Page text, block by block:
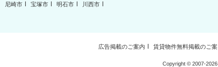
尼崎市
宝塚市 明石市 川西市
広告掲載のご案内 賃貸物件無料掲載のご
Copyright © 2007-